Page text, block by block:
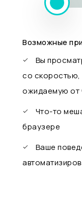
Возможные
Вы
со
ожидаемую от
Что-то
браузере
Ваше